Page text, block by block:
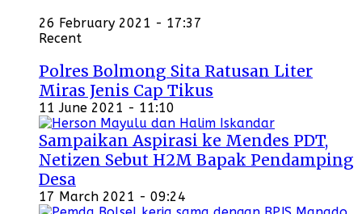
26 February 2021 - 17:37
Recent
Polres Bolmong Sita Ratusan Liter
Miras Jenis Cap Tikus
11 June 2021 - 11:10
Sampaikan Aspirasi ke Mendes PDT,
Netizen Sebut H2M Bapak Pendamping
Desa
17 March 2021 - 09:24